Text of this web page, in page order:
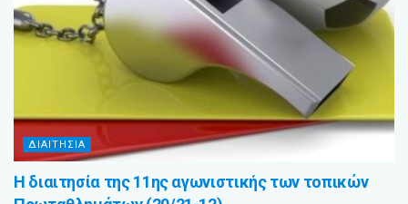
ΔΙΑΙΤΗΣΙΑ
Η διαιτησία της 11ης αγωνιστικής των τοπικών